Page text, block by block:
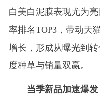
白美白泥膜表现尤为
率排名TOP3，带动天
增长，形成从曝光到
度种草与销量双赢。
当季新品加速爆